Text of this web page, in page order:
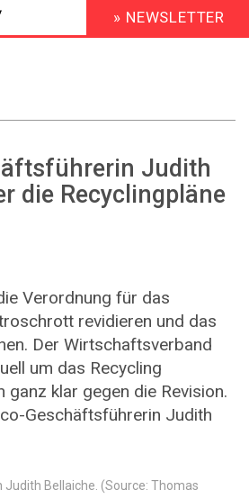
HEADER
MENU
» NEWSLETTER
Judith
die Recyclingpläne
Verordnung für das
revidieren und das
Der Wirtschaftsverband
um das Recycling
ganz klar gegen die Revision.
Geschäftsführerin Judith
Bellaiche. (Source: Thomas